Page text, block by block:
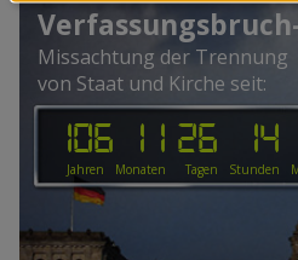
und
Cookies